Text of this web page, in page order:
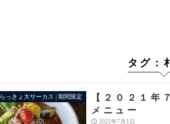
タグ：
らっきょ大サーカス | 期間限定
【２０２１年
メニュー
2021年7月1日